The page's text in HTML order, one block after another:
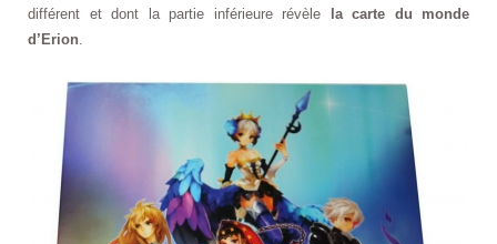
différent et dont la partie inférieure révèle
la carte du monde
d’Erion